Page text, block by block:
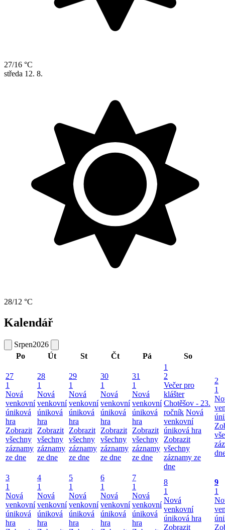
27/16 °C
středa 12. 8.
28/12 °C
Kalendář
Srpen2026
Po
Út St Čt Pá So
27
1
Nová
venkovní
úniková
hra
Zobrazit
všechny
záznamy
ze dne
28
1
Nová
venkovní
úniková
hra
Zobrazit
všechny
záznamy
ze dne
29
1
Nová
venkovní
úniková
hra
Zobrazit
všechny
záznamy
ze dne
30
1
Nová
venkovní
úniková
hra
Zobrazit
všechny
záznamy
ze dne
31
1
Nová
venkovní
úniková
hra
Zobrazit
všechny
záznamy
ze dne
1
2
Večer pro
klášter
Chotěšov - 23.
ročník Nová
venkovní
úniková hra
Zobrazit
všechny
záznamy ze
dne
2
1
3
1
Nová
venkovní
úniková
hra
4
1
Nová
venkovní
úniková
hra
5
1
Nová
venkovní
úniková
hra
6
1
Nová
venkovní
úniková
hra
7
1
Nová
venkovní
úniková
hra
8
1
Nová
venkovní
úniková hra
Zobrazit
9
1